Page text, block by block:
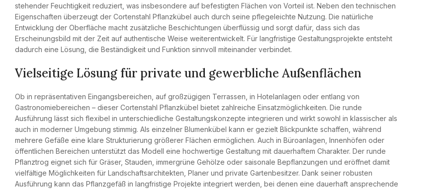
stehender Feuchtigkeit reduziert, was insbesondere auf befestigten Flächen von Vorteil ist. Neben den technischen
Eigenschaften überzeugt der Cortenstahl Pflanzkübel auch durch seine pflegeleichte Nutzung. Die natürliche
Entwicklung der Oberfläche macht zusätzliche Beschichtungen überflüssig und sorgt dafür, dass sich das
Erscheinungsbild mit der Zeit auf authentische Weise weiterentwickelt. Für langfristige Gestaltungsprojekte entsteht
dadurch eine Lösung, die Beständigkeit und Funktion sinnvoll miteinander verbindet.
Vielseitige Lösung für private und gewerbliche Außenflächen
Ob in repräsentativen Eingangsbereichen, auf großzügigen Terrassen, in Hotelanlagen oder entlang von
Gastronomiebereichen – dieser Cortenstahl Pflanzkübel bietet zahlreiche Einsatzmöglichkeiten. Die runde
Ausführung lässt sich flexibel in unterschiedliche Gestaltungskonzepte integrieren und wirkt sowohl in klassischer als
auch in moderner Umgebung stimmig. Als einzelner Blumenkübel kann er gezielt Blickpunkte schaffen, während
mehrere Gefäße eine klare Strukturierung größerer Flächen ermöglichen. Auch in Büroanlagen, Innenhöfen oder
öffentlichen Bereichen unterstützt das Modell eine hochwertige Gestaltung mit dauerhaftem Charakter. Der runde
Pflanztrog eignet sich für Gräser, Stauden, immergrüne Gehölze oder saisonale Bepflanzungen und eröffnet damit
vielfältige Möglichkeiten für Landschaftsarchitekten, Planer und private Gartenbesitzer. Dank seiner robusten
Ausführung kann das Pflanzgefäß in langfristige Projekte integriert werden, bei denen eine dauerhaft ansprechende